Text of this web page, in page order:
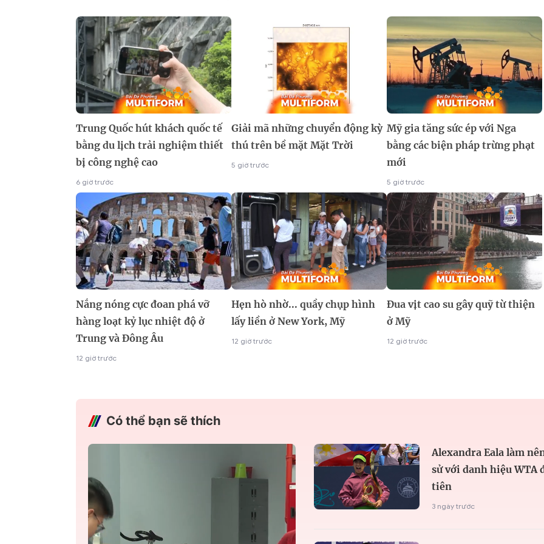
Trung Quốc hút khách quốc tế
bằng du lịch trải nghiệm thiết
bị công nghệ cao
6 giờ trước
Giải mã những chuyển động kỳ
thú trên bề mặt Mặt Trời
5 giờ trước
Mỹ gia tăng sức ép với Nga
bằng các biện pháp trừng phạt
mới
5 giờ trước
Nắng nóng cực đoan phá vỡ
hàng loạt kỷ lục nhiệt độ ở
Trung và Đông Âu
12 giờ trước
Hẹn hò nhờ... quầy chụp hình
lấy liền ở New York, Mỹ
12 giờ trước
Đua vịt cao su gây quỹ từ thiện
ở Mỹ
12 giờ trước
Có thể bạn sẽ thích
Alexandra Eala làm
sử với danh hiệu WTA
tiên
3 ngày trước